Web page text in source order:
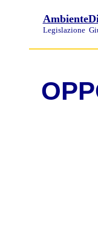
Legislazione